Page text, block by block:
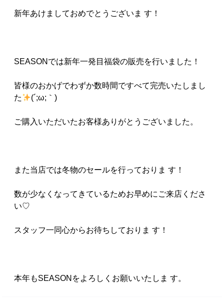
新年あけましておめでとうございま す！
SEASONでは新年一発目福袋の販売を行いました！
皆様のおかげでわずか数時間ですべて完売いたしまし
た
(´;ω;｀)
ご購入いただいたお客様ありがとうございました。
また当店では冬物のセールを行っておりま す！
数が少なくなってきているためお早めにご来店くださ
い♡
スタッフ一同心からお待ちしておりま す！
本年もSEASONをよろしくお願いいたしま す。